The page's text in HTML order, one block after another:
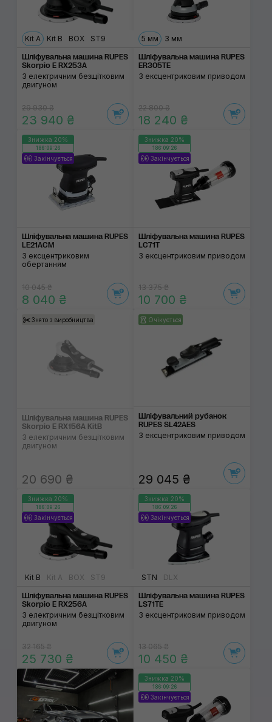
Kit A Kit B BOX ST9
Шліфувальна машина RUPES
Skorpio E RX253A
З електричним безщітковим
двигуном
29 930 ₴
23 940 ₴
5 мм 3 мм
Шліфувальна машина RUPES
ER305TE
З ексцентриковим приводом
22 800 ₴
18 240 ₴
Знижка 20%
186:09:26
Закінчується
Шліфувальна машина RUPES
LE21AСM
З ексцентриковим
обертанням
10 045 ₴
8 040 ₴
Знижка 20%
186:09:26
Закінчується
Шліфувальна машина RUPES
LC71T
З ексцентриковим приводом
13 375 ₴
10 700 ₴
Знято з виробництва
Шліфувальна машина RUPES
Skorpio E RX156A KitB
З електричним безщітковим
двигуном
20 690 ₴
Очікується
Шліфувальний рубанок
RUPES SL42AES
З ексцентриковим приводом
29 045 ₴
Знижка 20%
186:09:26
Закінчується
Kit B Kit A BOX ST9
Шліфувальна машина RUPES
Skorpio E RX256A
З електричним безщітковим
двигуном
32 165 ₴
25 730 ₴
Знижка 20%
186:09:26
Закінчується
STN DLX
Шліфувальна машина RUPES
LS71TE
З ексцентриковим приводом
13 065 ₴
10 450 ₴
Знижка 20%
186:09:26
Закінчується